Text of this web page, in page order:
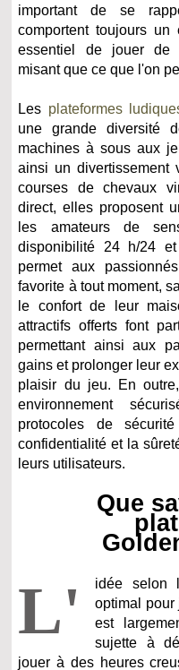
important de se
comportent toujours
essentiel de jouer de
misant que ce que l'on
Les plateformes
une grande diversité
machines à sous aux
ainsi un divertissement
courses de chevaux
direct, elles proposent
les amateurs de
disponibilité 24 h/24
permet aux
favorite à tout moment,
le confort de leur
attractifs offerts font
permettant ainsi aux
gains et prolonger leur
plaisir du jeu. En
environnement
protocoles de
confidentialité et la
leurs utilisateurs.
Que
L'
idée selon
optimal pour
est
sujette à
jouer à des heures